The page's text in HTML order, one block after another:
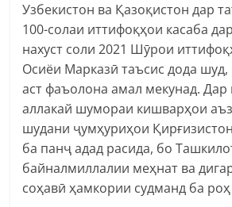
Узбекистон ва Қазоқистон дар
100-солаи иттифоқҳои касаба
нахуст соли 2021 Шӯрои
Осиёи Марказӣ таъсис дода
аст фаъолона амал мекунад. Дар
аллакай шумораи кишварҳои
шудани ҷумҳуриҳои
ба панҷ адад расида, бо
байналмиллалии меҳнат ва
соҳавӣ ҳамкории судманд ба